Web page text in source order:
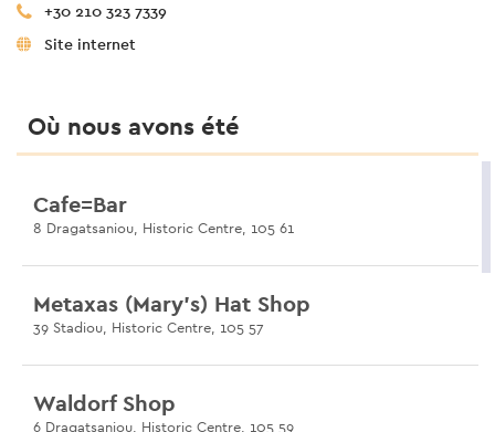
+30 210 323 7339
Site internet
Où nous avons été
Cafe=Bar
8 Dragatsaniou, Historic Centre, 105 61
Metaxas (Mary’s) Hat Shop
39 Stadiou, Historic Centre, 105 57
Waldorf Shop
6 Dragatsaniou, Historic Centre, 105 59